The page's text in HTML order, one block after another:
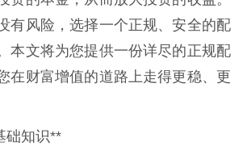
有风险，选择一个正规、安全的配
本文将为您提供一份详尽的正规配
在财富增值的道路上走得更稳、更
础知识**